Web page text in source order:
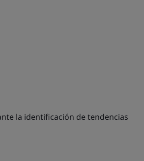
la identificación de tendencias